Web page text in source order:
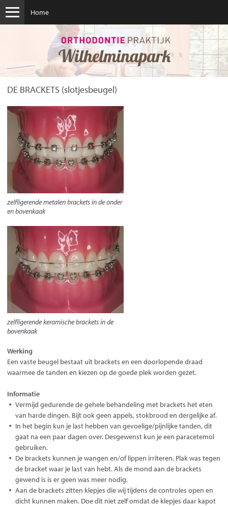
De orthodontist
Afspraak maken
Afspraak annuleren
Eerste consult
Openingstijden
Eerste hulp
Beugels
Nieuws
Home
DE BRACKETS (slotjesbeugel)
zelfligerende metalen brackets in de onder
en bovenkaak
zelfligerende keramische brackets in de
bovenkaak
Werking
Een vaste beugel bestaat uit brackets en een doorlopende draad
waarmee de tanden en kiezen op de goede plek worden gezet.
Informatie
Vermijd gedurende de gehele behandeling met brackets het eten
van harde dingen. Bijt ook geen appels, stokbrood en dergelijke af.
In het begin kun je last hebben van gevoelige/pijnlijke tanden, dit
gaat na een paar dagen over. Desgewenst kun je een paracetemol
gebruiken.
De brackets kunnen je wangen en/of lippen irriteren. Plak was tegen
de bracket waar je last van hebt. Als de mond aan de brackets
gewend is is er geen was meer nodig.
Aan de brackets zitten klepjes die wij tijdens de controles open en
dicht kunnen maken. Doe dit niet zelf omdat de klepjes daar kapot